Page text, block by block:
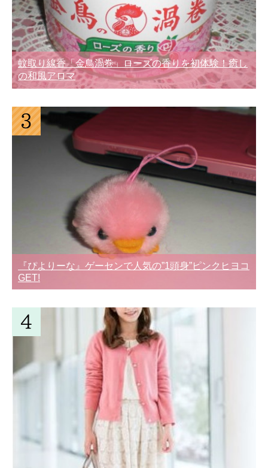
蚊取り線香「金鳥渦巻」ローズの香りを初体験！癒し
の和風アロマ
『ぴよりーな』ゲーセンで人気の”1頭身”ピンクヒヨコ
GET!